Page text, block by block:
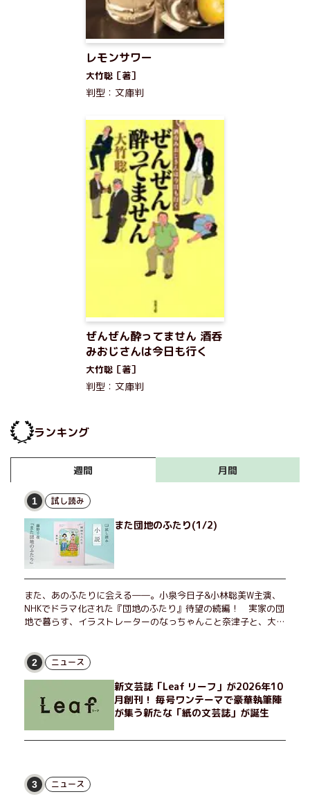
レモンサワー
大竹聡［著］
判型：文庫判
ぜんぜん酔ってません 酒呑
みおじさんは今日も行く
大竹聡［著］
判型：文庫判
ランキング
週間 月間
1 試し読み
また団地のふたり(1/2)
また、あのふたりに会える――。小泉今日子&小林聡美W主演、
NHKでドラマ化された『団地のふたり』待望の続編！ 実家の団
地で暮らす、イラストレーターのなっちゃんこと奈津子と、大学
げたり、部屋でふたりだけの「台湾映画祭」を催したり。50代
独身、幼なじみの変わらぬ友情とささやかな幸せの日々を描く。
2 ニュース
新文芸誌「Leaf リーフ」が2026年10
月創刊！ 毎号ワンテーマで豪華執筆陣
が集う新たな「紙の文芸誌」が誕生
3 ニュース